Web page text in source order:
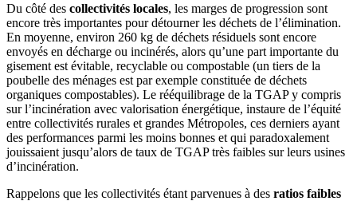
Du côté des collectivités locales, les marges de progression sont
encore très importantes pour détourner les déchets de l’élimination.
En moyenne, environ 260 kg de déchets résiduels sont encore
envoyés en décharge ou incinérés, alors qu’une part importante du
gisement est évitable, recyclable ou compostable (un tiers de la
poubelle des ménages est par exemple constituée de déchets
organiques compostables). Le rééquilibrage de la TGAP y compris
sur l’incinération avec valorisation énergétique, instaure de l’équité
entre collectivités rurales et grandes Métropoles, ces derniers ayant
des performances parmi les moins bonnes et qui paradoxalement
jouissaient jusqu’alors de taux de TGAP très faibles sur leurs usines
d’incinération.
Rappelons que les collectivités étant parvenues à des ratios faibles